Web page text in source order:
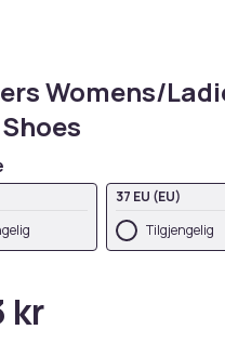
Womens/
37 EU (EU)
Tilgjengelig
kr